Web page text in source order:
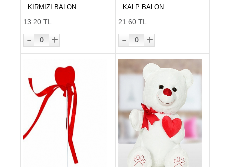
KIRMIZI BALON
13.20 TL
- 0 +
KALP BALON
21.60 TL
- 0 +